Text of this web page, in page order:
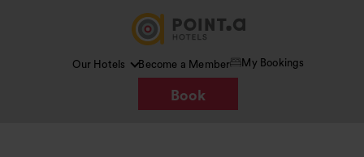
Our Hotels Become a Member My Bookings
Book